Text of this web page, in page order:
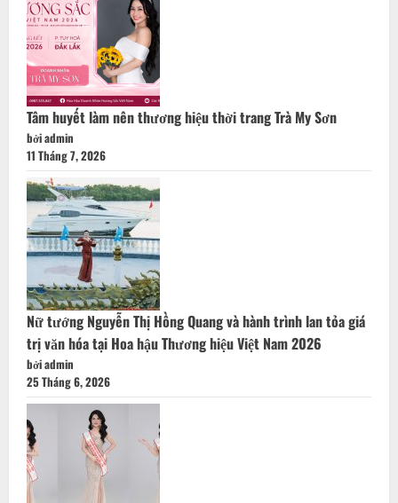
Tâm huyết làm nên thương hiệu thời trang Trà My Sơn
bởi admin
11 Tháng 7, 2026
Nữ tướng Nguyễn Thị Hồng Quang và hành trình lan tỏa giá
trị văn hóa tại Hoa hậu Thương hiệu Việt Nam 2026
bởi admin
25 Tháng 6, 2026